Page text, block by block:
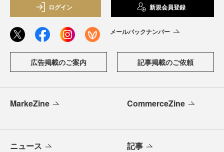
ログイン 新規会員登録
メールバックナンバー
広告掲載のご案内 記事掲載のご依頼
MarkeZine CommerceZine
ニュース 記事